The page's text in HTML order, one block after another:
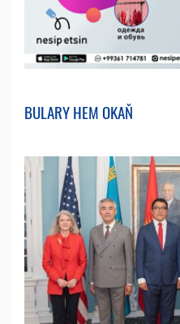
BULARY HEM OKAŇ